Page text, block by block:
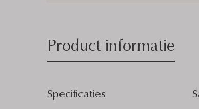
Product informatie
Specificaties